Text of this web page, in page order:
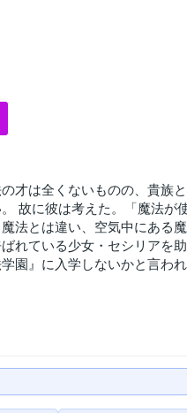
才は全くないものの、貴族
故に彼は考えた。「魔法が
法とは違い、空気中にある
れている少女・セシリアを
園』に入学しないかと言わ